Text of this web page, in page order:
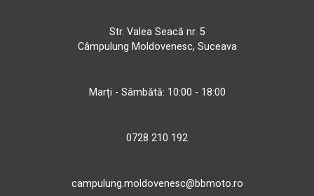
Str. Valea Seacă nr. 5
Câmpulung Moldovenesc, Suceava
Marți - Sâmbătă: 10:00 - 18:00
0728 210 192
campulung.moldovenesc@bbmoto.ro